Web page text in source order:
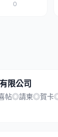
0
限公司
帖◎請柬◎賀卡
片◎貼紙◎彩